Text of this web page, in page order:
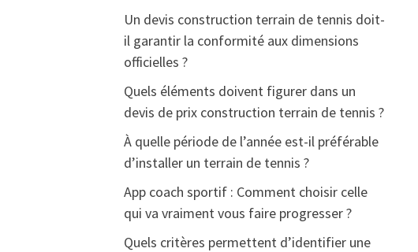
Un devis construction terrain de tennis doit-
il garantir la conformité aux dimensions
officielles ?
Quels éléments doivent figurer dans un
devis de prix construction terrain de tennis ?
À quelle période de l’année est-il préférable
d’installer un terrain de tennis ?
App coach sportif : Comment choisir celle
qui va vraiment vous faire progresser ?
Quels critères permettent d’identifier une